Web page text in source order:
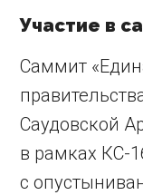
Участие в
Саммит
Саудовской
в рамках КС-
с